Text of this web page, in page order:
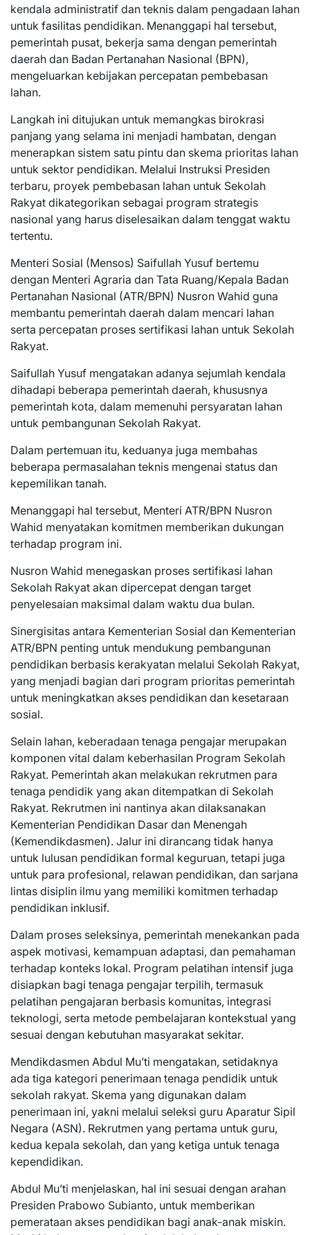
kendala administratif dan teknis dalam pengadaan lahan
untuk fasilitas pendidikan. Menanggapi hal tersebut,
pemerintah pusat, bekerja sama dengan pemerintah
daerah dan Badan Pertanahan Nasional (BPN),
mengeluarkan kebijakan percepatan pembebasan
lahan.
Langkah ini ditujukan untuk memangkas birokrasi
panjang yang selama ini menjadi hambatan, dengan
menerapkan sistem satu pintu dan skema prioritas lahan
untuk sektor pendidikan. Melalui Instruksi Presiden
terbaru, proyek pembebasan lahan untuk Sekolah
Rakyat dikategorikan sebagai program strategis
nasional yang harus diselesaikan dalam tenggat waktu
tertentu.
Menteri Sosial (Mensos) Saifullah Yusuf bertemu
dengan Menteri Agraria dan Tata Ruang/Kepala Badan
Pertanahan Nasional (ATR/BPN) Nusron Wahid guna
membantu pemerintah daerah dalam mencari lahan
serta percepatan proses sertifikasi lahan untuk Sekolah
Rakyat.
Saifullah Yusuf mengatakan adanya sejumlah kendala
dihadapi beberapa pemerintah daerah, khususnya
pemerintah kota, dalam memenuhi persyaratan lahan
untuk pembangunan Sekolah Rakyat.
Dalam pertemuan itu, keduanya juga membahas
beberapa permasalahan teknis mengenai status dan
kepemilikan tanah.
Menanggapi hal tersebut, Menteri ATR/BPN Nusron
Wahid menyatakan komitmen memberikan dukungan
terhadap program ini.
Nusron Wahid menegaskan proses sertifikasi lahan
Sekolah Rakyat akan dipercepat dengan target
penyelesaian maksimal dalam waktu dua bulan.
Sinergisitas antara Kementerian Sosial dan Kementerian
ATR/BPN penting untuk mendukung pembangunan
pendidikan berbasis kerakyatan melalui Sekolah Rakyat,
yang menjadi bagian dari program prioritas pemerintah
untuk meningkatkan akses pendidikan dan kesetaraan
sosial.
Selain lahan, keberadaan tenaga pengajar merupakan
komponen vital dalam keberhasilan Program Sekolah
Rakyat. Pemerintah akan melakukan rekrutmen para
tenaga pendidik yang akan ditempatkan di Sekolah
Rakyat. Rekrutmen ini nantinya akan dilaksanakan
Kementerian Pendidikan Dasar dan Menengah
(Kemendikdasmen). Jalur ini dirancang tidak hanya
untuk lulusan pendidikan formal keguruan, tetapi juga
untuk para profesional, relawan pendidikan, dan sarjana
lintas disiplin ilmu yang memiliki komitmen terhadap
pendidikan inklusif.
Dalam proses seleksinya, pemerintah menekankan pada
aspek motivasi, kemampuan adaptasi, dan pemahaman
terhadap konteks lokal. Program pelatihan intensif juga
disiapkan bagi tenaga pengajar terpilih, termasuk
pelatihan pengajaran berbasis komunitas, integrasi
teknologi, serta metode pembelajaran kontekstual yang
sesuai dengan kebutuhan masyarakat sekitar.
Mendikdasmen Abdul Mu’ti mengatakan, setidaknya
ada tiga kategori penerimaan tenaga pendidik untuk
sekolah rakyat. Skema yang digunakan dalam
penerimaan ini, yakni melalui seleksi guru Aparatur Sipil
Negara (ASN). Rekrutmen yang pertama untuk guru,
kedua kepala sekolah, dan yang ketiga untuk tenaga
kependidikan.
Abdul Mu’ti menjelaskan, hal ini sesuai dengan arahan
Presiden Prabowo Subianto, untuk memberikan
pemerataan akses pendidikan bagi anak-anak miskin.